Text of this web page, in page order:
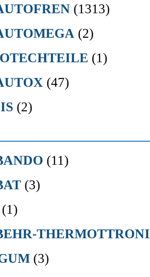
(1313)
(2)
(1)
(47)
(2)
(11)
(3)
(1)
(3)